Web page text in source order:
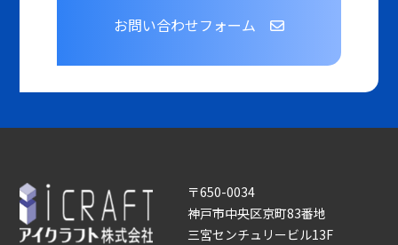
お問い合わせフォーム
〒650-0034
神戸市中央区京町83番地
三宮センチュリービル13F